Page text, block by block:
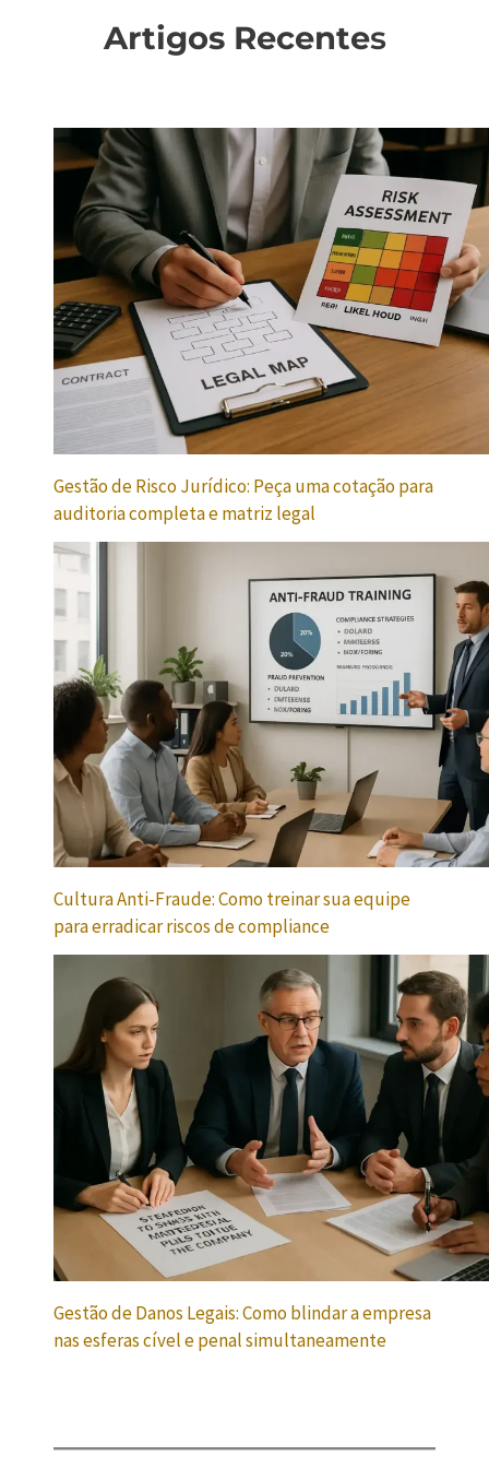
Artigos Recentes
Gestão de Risco Jurídico: Peça uma cotação para
auditoria completa e matriz legal
Cultura Anti-Fraude: Como treinar sua equipe
para erradicar riscos de compliance
Gestão de Danos Legais: Como blindar a empresa
nas esferas cível e penal simultaneamente